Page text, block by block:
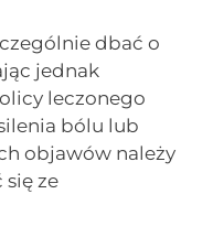
dbać o
jednak
leczonego
bólu lub
objawów należy
się ze